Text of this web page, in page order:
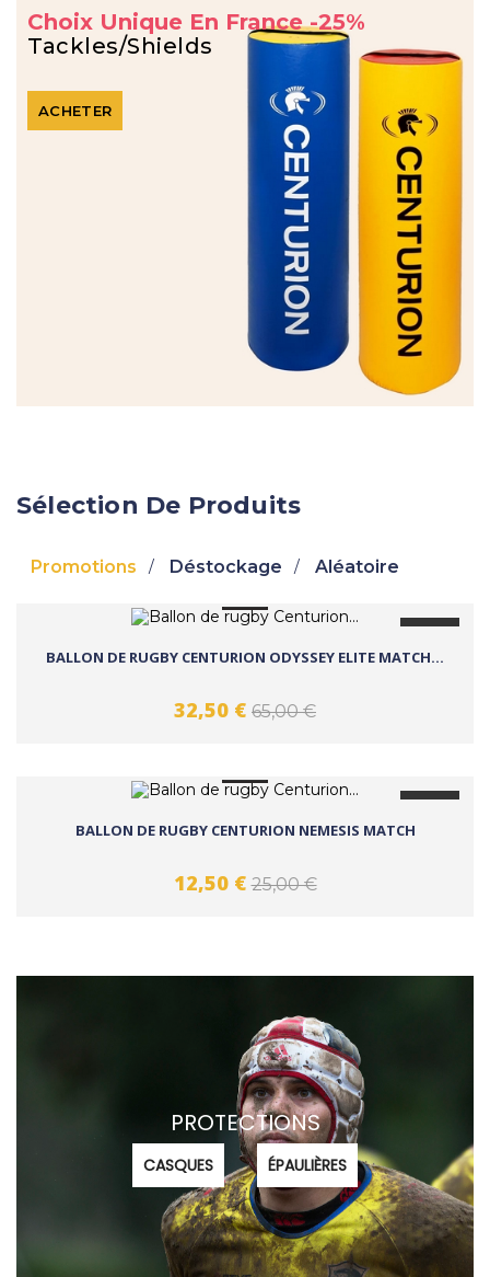
Choix Unique En France -25%
Tackles/Shields
ACHETER
Sélection De Produits
Promotions Déstockage Aléatoire
BALLON DE RUGBY CENTURION ODYSSEY ELITE MATCH...
32,50 € 65,00 €
BALLON DE RUGBY CENTURION NEMESIS MATCH
12,50 € 25,00 €
PROTECTIONS
CASQUES ÉPAULIÈRES